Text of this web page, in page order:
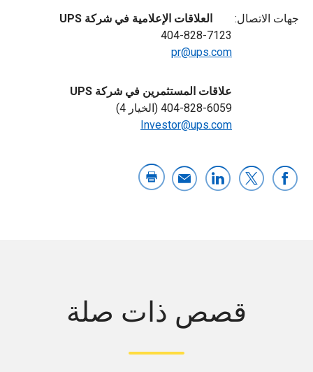
جهات الاتصال: العلاقات الإعلامية في شركة UPS
pr@ups.com
علاقات المستثمرين في شركة UPS
Investor@ups.com
قصص ذات صلة